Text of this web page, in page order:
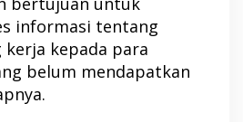
informasi tentang
kepada para
belum mendapatkan